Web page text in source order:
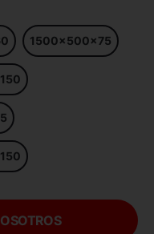
1500x500x75